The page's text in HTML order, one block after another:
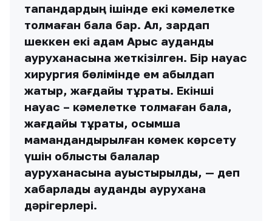
тапқандардың ішінде екі кәмелетке
толмаған бала бар. Ал, зардап
шеккен екі адам Арыс аудандық
ауруханасына жеткізілген. Бір науқас
хирургия бөлімінде ем қабылдап
жатыр, жағдайы тұрақты. Екінші
науқас – кәмелетке толмаған бала,
жағдайы тұрақты, қосымша
мамандандырылған көмек көрсету
үшін облыстық балалар
ауруханасына ауыстырылды, — деп
хабарлады аудандық аурухана
дәрігерлері.